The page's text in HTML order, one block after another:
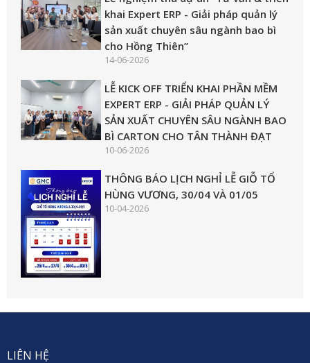
khai Expert ERP - Giải pháp quản lý
sản xuất chuyên sâu ngành bao bì
cho Hồng Thiên”
14-06-2026
LỄ KICK OFF TRIỂN KHAI PHẦN MỀM
EXPERT ERP - GIẢI PHÁP QUẢN LÝ
SẢN XUẤT CHUYÊN SÂU NGÀNH BAO
BÌ CARTON CHO TÂN THÀNH ĐẠT
10-06-2026
THÔNG BÁO LỊCH NGHỈ LỄ GIỖ TỔ
HÙNG VƯƠNG, 30/04 VÀ 01/05
10-04-2026
LIÊN HỆ